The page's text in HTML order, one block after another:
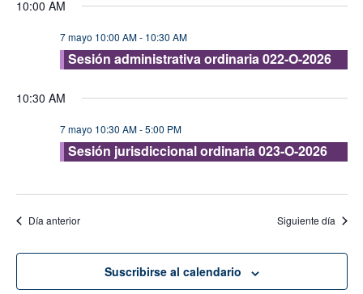
vistas
fecha.
10:00 AM
7 mayo 10:00 AM- 10:30 AM
Sesión administrativa ordinaria 022-O-2026
10:30 AM
7 mayo 10:30 AM-5:00 PM
Sesión jurisdiccional ordinaria 023-O-2026
Día anterior Siguiente día
Suscribirse al calendario